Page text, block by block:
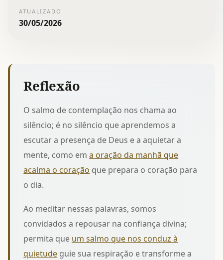
ATUALIZADO
30/05/2026
Reflexão
O salmo de contemplação nos chama ao
silêncio; é no silêncio que aprendemos a
escutar a presença de Deus e a aquietar a
mente, como ema oração da manhã que
acalma o coração que prepara o coração para
o dia.
Ao meditar nessas palavras, somos
convidados a repousar na confiança divina;
permita que um salmo que nos conduz à
quietude guie sua respiração e transforme a